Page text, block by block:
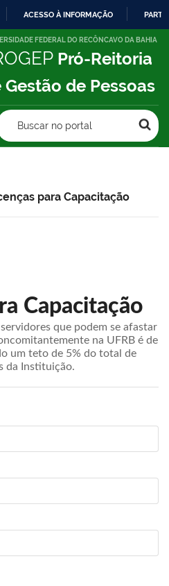
IR
PARA
CONTEÚDO
ACESSO À INFORMAÇÃO
FEDERAL DO RECÔNCAVO DA BAHIA
Pró-Reitoria
Gestão de Pessoas
Buscar no portal
para Capacitação
Capacitação
que podem se afastar
na UFRB é de
um teto de 5% do total de
da Instituição.